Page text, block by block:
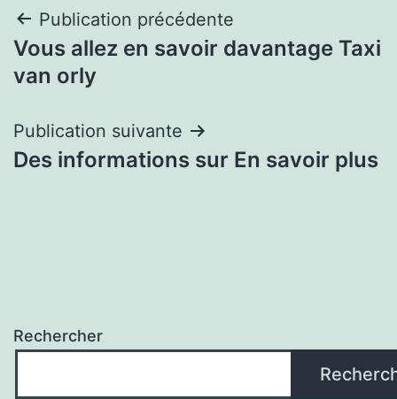
Navigation
de
Publication précédente
Vous allez en savoir davantage Taxi
van orly
Publication suivante
Des informations sur En savoir plus
Rechercher